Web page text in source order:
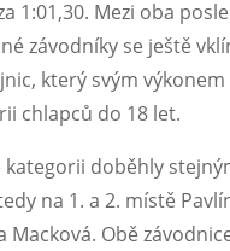
1:01,30. Mezi oba
závodníky se ještě
který svým výkonem
chlapců do 18 let.
kategorii doběhly
na 1. a 2. místě
Macková. Obě